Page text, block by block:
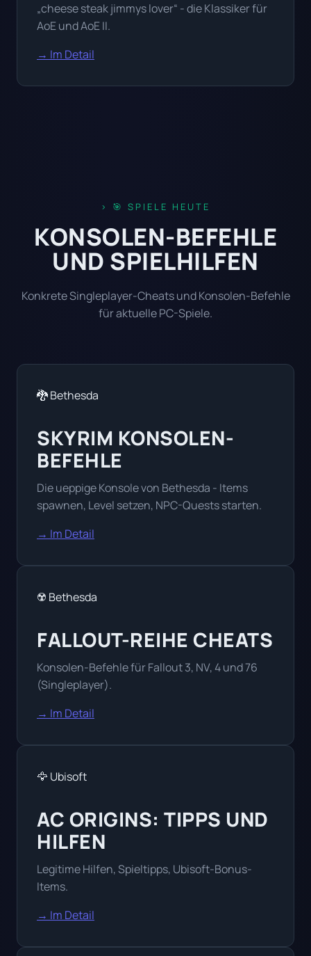
„cheese steak jimmys lover“ - die Klassiker für
AoE und AoE II.
→ Im Detail
🎯 SPIELE HEUTE
KONSOLEN-BEFEHLE
UND SPIELHILFEN
Konkrete Singleplayer-Cheats und Konsolen-Befehle
für aktuelle PC-Spiele.
🐉 Bethesda
SKYRIM KONSOLEN-
BEFEHLE
Die ueppige Konsole von Bethesda - Items
spawnen, Level setzen, NPC-Quests starten.
→ Im Detail
☢️ Bethesda
FALLOUT-REIHE CHEATS
Konsolen-Befehle für Fallout 3, NV, 4 und 76
(Singleplayer).
→ Im Detail
🦅 Ubisoft
AC ORIGINS: TIPPS UND
HILFEN
Legitime Hilfen, Spieltipps, Ubisoft-Bonus-
Items.
→ Im Detail